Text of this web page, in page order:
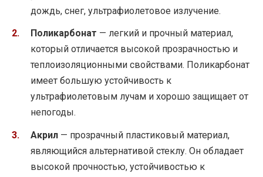
дождь, снег, ультрафиолетовое излучение.
Поликарбонат — легкий и прочный материал,
который отличается высокой прозрачностью и
теплоизоляционными свойствами. Поликарбонат
имеет большую устойчивость к
ультрафиолетовым лучам и хорошо защищает от
непогоды.
Акрил — прозрачный пластиковый материал,
являющийся альтернативой стеклу. Он обладает
высокой прочностью, устойчивостью к